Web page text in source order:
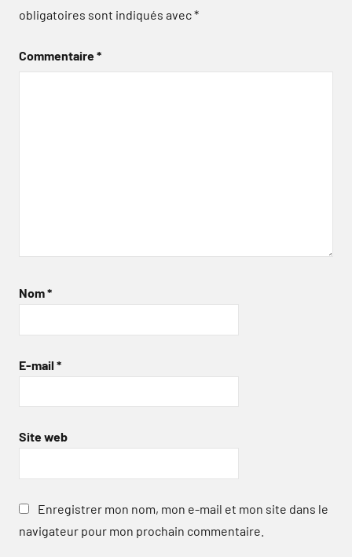
obligatoires sont indiqués avec*
Commentaire*
Nom*
E-mail *
Site web
Enregistrer mon nom, mon e-mail et mon site dans le
navigateur pour mon prochain commentaire.